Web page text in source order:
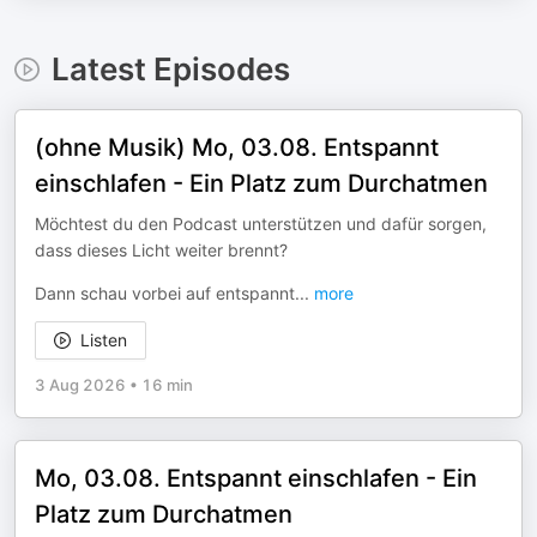
Latest Episodes
(ohne Musik) Mo, 03.08. Entspannt
einschlafen - Ein Platz zum Durchatmen
Möchtest du den Podcast unterstützen und dafür sorgen,
dass dieses Licht weiter brennt?
Dann schau vorbei auf entspannt... more
Listen
3 Aug 2026 • 16 min
Mo, 03.08. Entspannt einschlafen - Ein
Platz zum Durchatmen